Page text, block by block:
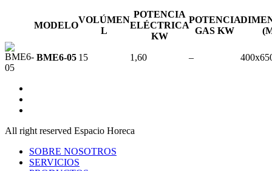
MODELO
VOLÚMEN
L
POTENCIA
ELÉCTRICA
KW
POTENCIA
GAS KW
BME6-05 15 1,60 –
All right reserved Espacio Horeca
SOBRE NOSOTROS
SERVICIOS